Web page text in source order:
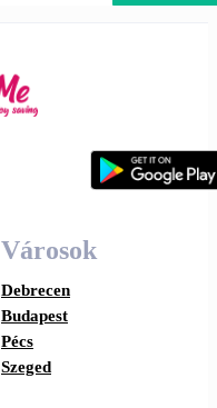
Városok
Debrecen
Budapest
Pécs
Szeged